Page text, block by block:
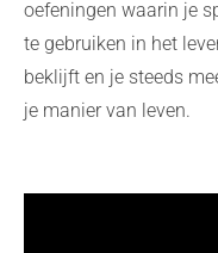
oefeningen waarin je
te gebruiken in het
beklijft en je steeds
je manier van leven.